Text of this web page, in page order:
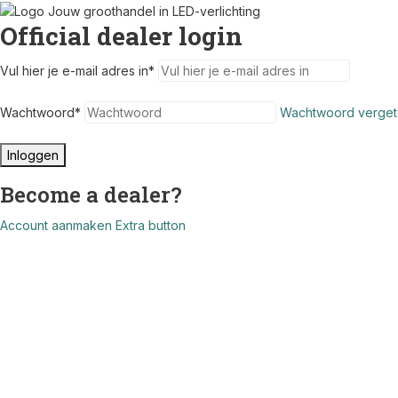
Official dealer login
Vul hier je e-mail adres in*
Wachtwoord* Wachtwoord
Inloggen
Become a dealer?
Account aanmaken Extra button